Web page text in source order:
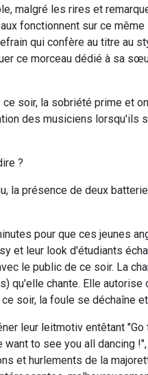
malgré les rires et
fonctionnent sur ce
qui confère au titre au
ce morceau dédié à sa
soir, la sobriété prime et
des musiciens lorsqu'ils
?
la présence de deux
pour que ces jeunes
et leur look d'étudiants
le public de ce soir. La
qu'elle chante. Elle
soir, la foule se déchaîne
leur leitmotiv entêtant
to see you all dancing
et hurlements de la